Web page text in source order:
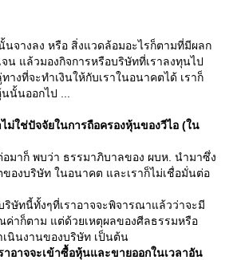
จางลง หรือ สิ่งแวดล้อมอะไรก็ตามที่มีผลก
แล้วมองกิจการหรือบริษัทที่เราลงทุนไป
างที่จะทำเงินให้กับเราในอนาคตได้ เราก็
นั้นออกไป ...
ม่ใช่ปัจจัยในการถือครองหุ้นของวีไอ (ใน
อมาก็ พบว่า ธรรมาภิบาลของ ผบห. นำมาซึ่ง
ของบริษัท ในอนาคต และเราก็ไม่เชื่อมั่นต่อ
ริษัทนี้ทั้งๆที่เราอาจจะพิจารณาแล้วว่าจะมี
ค่าก็ตาม แต่ด้วยเหตุผลของศีลธรรมหรือ
เนินงานของบริษัท เป็นต้น
าอาจจะเข้าซื้อหุ้นและขายออกในเวลาอัน